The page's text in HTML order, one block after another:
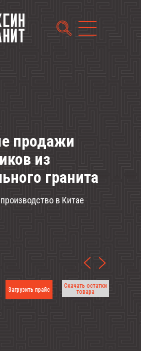
в Китае
продажи
из
гранита
Скачать остатки
товара
Загрузить прайс